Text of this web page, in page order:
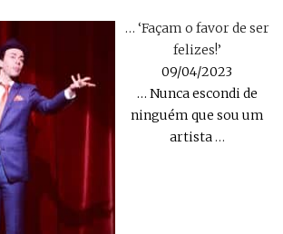
… ‘Façam o favor de ser
felizes!’
09/04/2023
… Nunca escondi de
ninguém que sou um
artista…